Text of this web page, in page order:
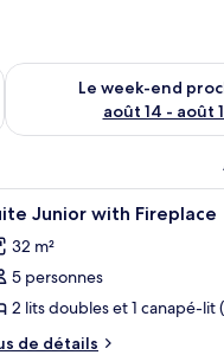
août 7 - août 9
Le week-end
août 14 - août
Vérifier la disponibilité
5 Junior with Fireplace
32 m²
5 personnes
2 lits doubles et 1 canapé-lit
de détails